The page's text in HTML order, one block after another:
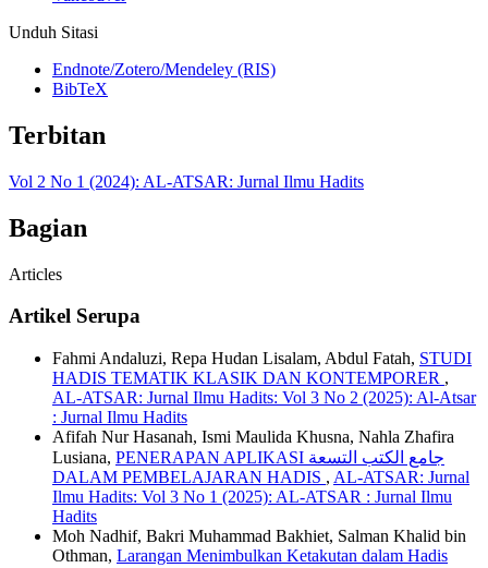
Unduh Sitasi
Endnote/Zotero/Mendeley (RIS)
BibTeX
Terbitan
Vol 2 No 1 (2024): AL-ATSAR: Jurnal Ilmu Hadits
Bagian
Articles
Artikel Serupa
Fahmi Andaluzi, Repa Hudan Lisalam, Abdul Fatah, STUDI
HADIS TEMATIK KLASIK DAN KONTEMPORER ,
AL-ATSAR: Jurnal Ilmu Hadits: Vol 3 No 2 (2025): Al-Atsar
: Jurnal Ilmu Hadits
Afifah Nur Hasanah, Ismi Maulida Khusna, Nahla Zhafira
Lusiana, PENERAPAN APLIKASI جامع الكتب التسعة
DALAM PEMBELAJARAN HADIS , AL-ATSAR: Jurnal
Ilmu Hadits: Vol 3 No 1 (2025): AL-ATSAR : Jurnal Ilmu
Hadits
Moh Nadhif, Bakri Muhammad Bakhiet, Salman Khalid bin
Othman, Larangan Menimbulkan Ketakutan dalam Hadis